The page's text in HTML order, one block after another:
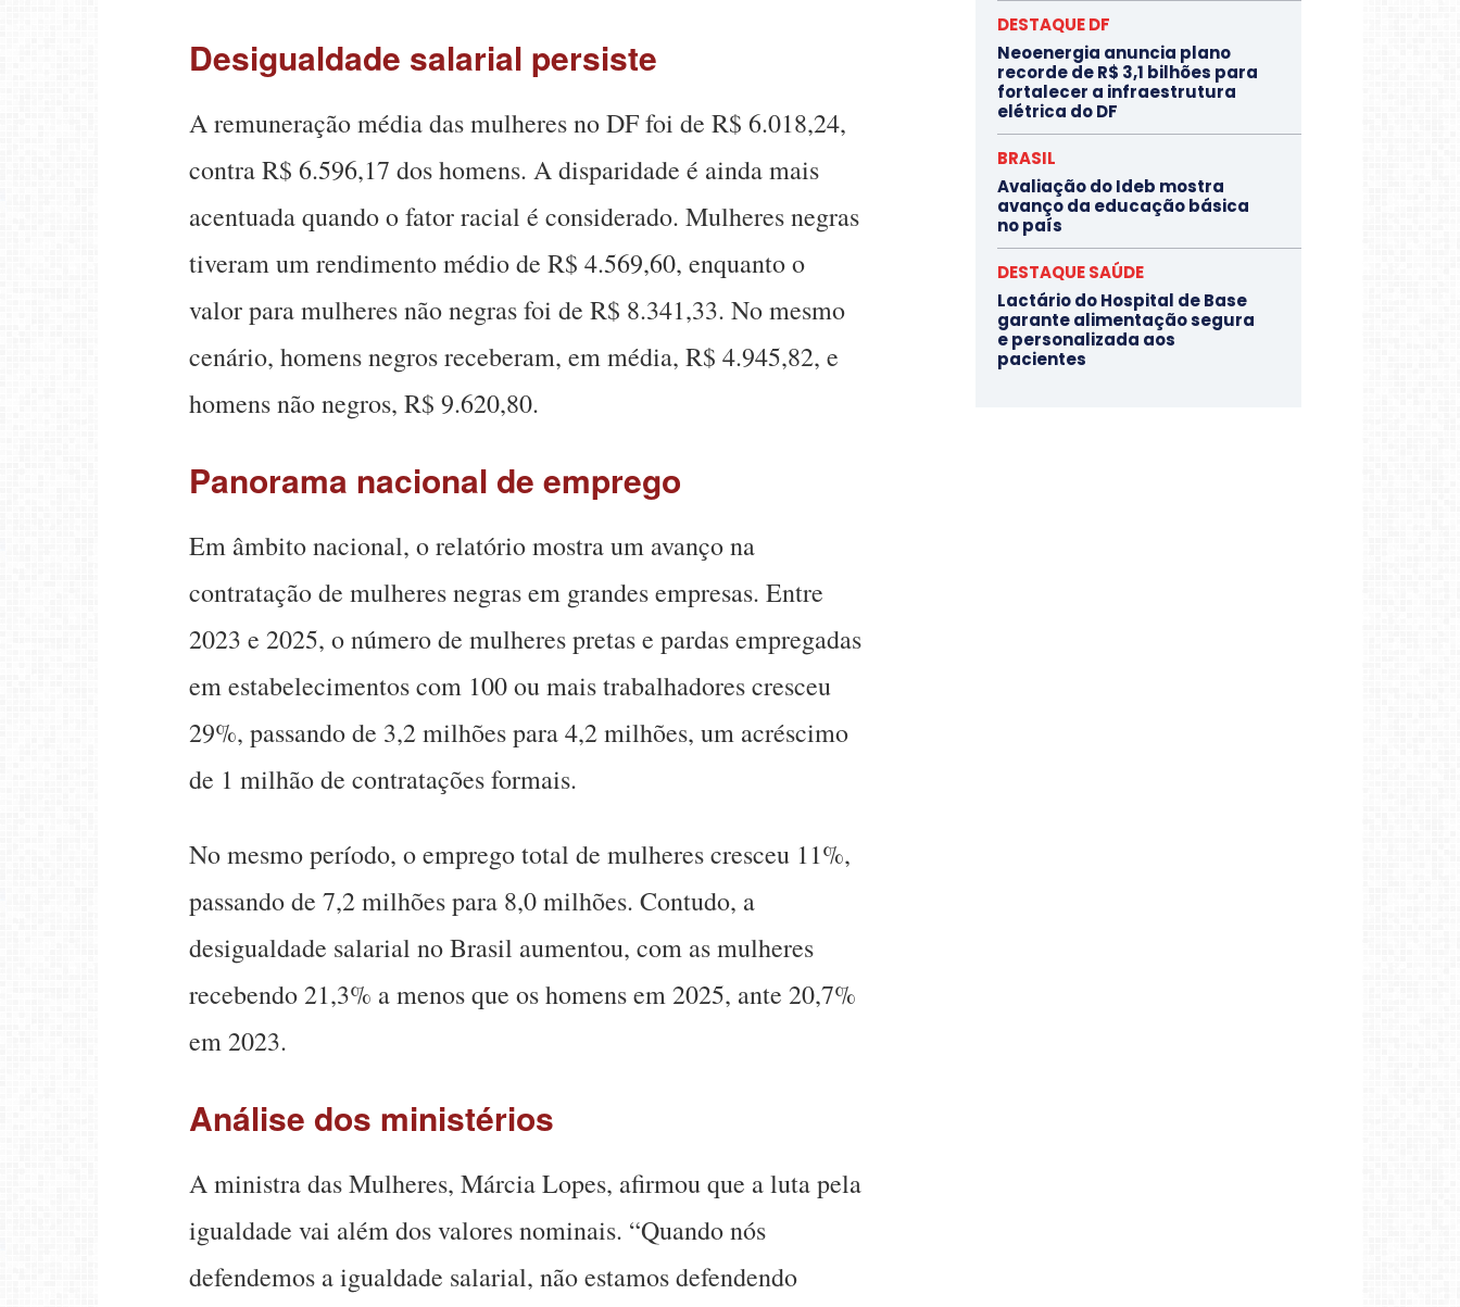
Desigualdade salarial persiste
A remuneração média das mulheres no DF foi de R$ 6.018,24,
contra R$ 6.596,17 dos homens. A disparidade é ainda mais
acentuada quando o fator racial é considerado. Mulheres negras
tiveram um rendimento médio de R$ 4.569,60, enquanto o
valor para mulheres não negras foi de R$ 8.341,33. No mesmo
cenário, homens negros receberam, em média, R$ 4.945,82, e
homens não negros, R$ 9.620,80.
Panorama nacional de emprego
Em âmbito nacional, o relatório mostra um avanço na
contratação de mulheres negras em grandes empresas. Entre
2023 e 2025, o número de mulheres pretas e pardas empregadas
em estabelecimentos com 100 ou mais trabalhadores cresceu
29%, passando de 3,2 milhões para 4,2 milhões, um acréscimo
de 1 milhão de contratações formais.
No mesmo período, o emprego total de mulheres cresceu 11%,
passando de 7,2 milhões para 8,0 milhões. Contudo, a
desigualdade salarial no Brasil aumentou, com as mulheres
recebendo 21,3% a menos que os homens em 2025, ante 20,7%
em 2023.
Análise dos ministérios
A ministra das Mulheres, Márcia Lopes, afirmou que a luta pela
igualdade vai além dos valores nominais. “Quando nós
defendemos a igualdade salarial, não estamos defendendo
DESTAQUE DF
Neoenergia anuncia plano
recorde de R$ 3,1 bilhões para
fortalecer a infraestrutura
elétrica do DF
BRASIL
Avaliação do Ideb mostra
avanço da educação básica
no país
DESTAQUE SAÚDE
Lactário do Hospital de Base
garante alimentação segura
e personalizada aos
pacientes